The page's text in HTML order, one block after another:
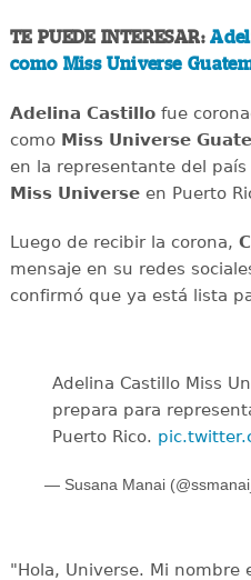
TE PUEDE INTERESAR:
como Miss Universe
Adelina Castillofue
como Miss Universe
en la representante del
Miss Universeen Puerto
Luego de recibir la corona,
mensaje en su redes
confirmó que ya está lista
Adelina Castillo Miss
prepara para
Puerto Rico.
— Susana Manai
"Hola, Universe. Mi nombre